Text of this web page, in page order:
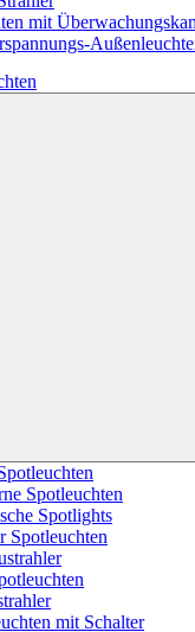
mit
Spotleuchten
Spotlights
Spotleuchten
mit Schalter